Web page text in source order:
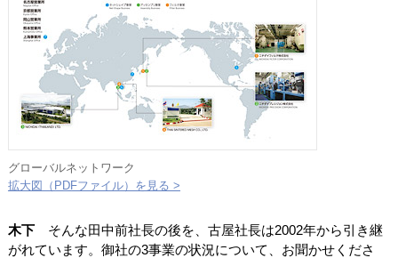
グローバルネットワーク
拡大図（PDFファイル）を見る >
木下そんな田中前社長の後を、古屋社長は2002年から引き継
がれています。御社の3事業の状況について、お聞かせくださ